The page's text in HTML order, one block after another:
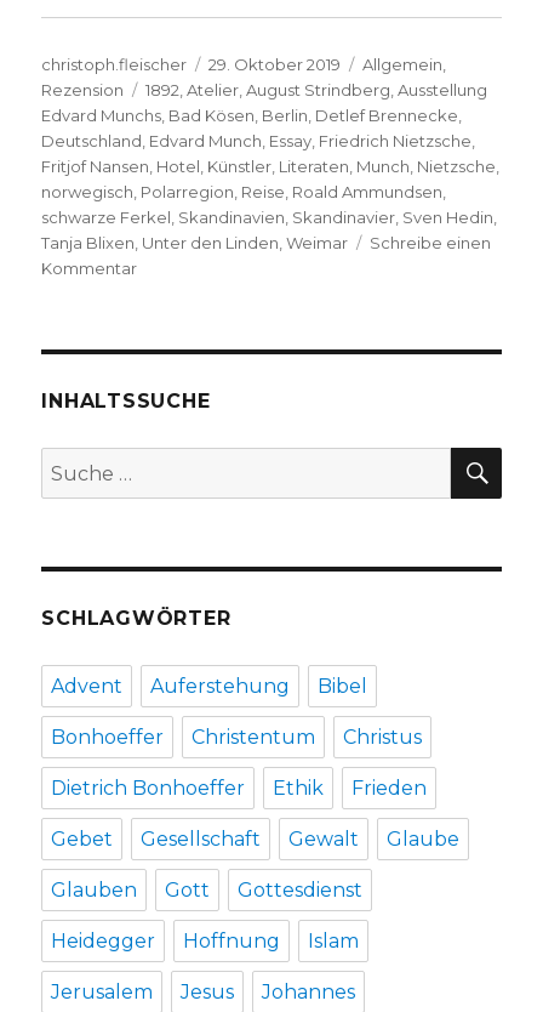
Autor
christoph.fleischer
Veröffentlicht
am
29. Oktober 2019 Kategorien
Allgemein
Rezension
Schlagwörter
1892 ,Atelier ,August Strindberg ,Ausstellung
Edvard Munchs Bad Kösen Berlin Detlef Brennecke
Deutschland Edvard Munch Essay Friedrich Nietzsche
Fritjof Nansen Hotel Künstler Literaten Munch Nietzsche
norwegisch Polarregion Reise Roald Ammundsen
schwarze Ferkel Skandinavien Skandinavier Sven Hedin
Tanja Blixen Unter den Linden ,Weimar
Schreibe einen
Kommentarzu
von
Fleischer,
2019
INHALTSSUCHE
Suche
nach:
SCHLAGWÖRTER
Advent Auferstehung Bibel
Bonhoeffer Christentum Christus
Dietrich Bonhoeffer Ethik Frieden
Gebet Gesellschaft Gewalt Glaube
Glauben Gott Gottesdienst
Heidegger Hoffnung Islam
Jerusalem Jesus Johannes